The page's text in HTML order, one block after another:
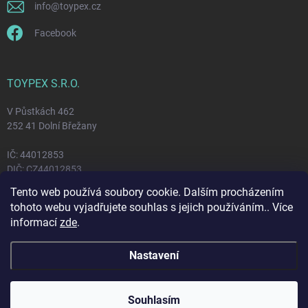
Tento web používá soubory cookie. Dalším procházením
tohoto webu vyjadřujete souhlas s jejich používáním.. Více
informací zde.
Nastavení
Souhlasím
info@toypex.cz
Facebook
TOYPEX S.R.O.
V Půstkách 462
252 41 Dolní Břežany
IČ: 44012853
DIČ: CZ44012853
FACEBOOK
Toypex . Všechna práva vyhrazena.